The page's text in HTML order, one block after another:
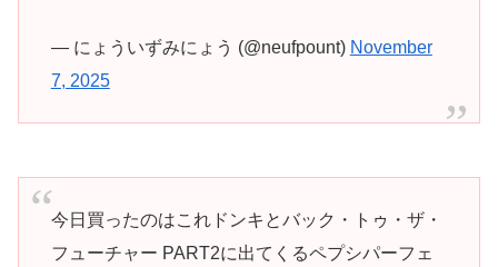
— にょういずみにょう (@neufpount) November
7, 2025
今日買ったのはこれドンキとバック・トゥ・ザ・
フューチャー PART2に出てくるペプシパーフェ